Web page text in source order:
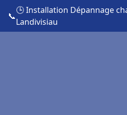
📞
🕒 Installation Dépannage
Landivisiau